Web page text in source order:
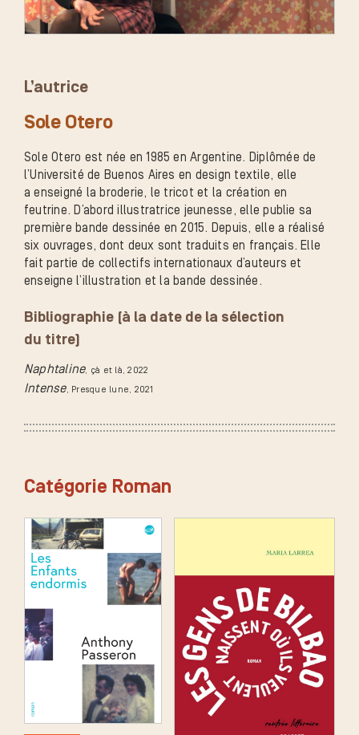
L’autrice
Sole Otero
Sole Otero est née en 1985 en Argentine. Diplômée de
l’Université de Buenos Aires en design textile, elle
a enseigné la broderie, le tricot et la création en
feutrine. D’abord illustratrice jeunesse, elle publie sa
première bande dessinée en 2015. Depuis, elle a réalisé
six ouvrages, dont deux sont traduits en français. Elle
fait partie de collectifs internationaux d’auteurs et
enseigne l’illustration et la bande dessinée.
Bibliographie (à la date de la sélection
du titre)
Naphtaline, çà et là, 2022
Intense, Presque lune, 2021
Catégorie Roman